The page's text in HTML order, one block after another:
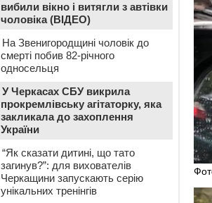
вибили вікно і витягли з автівки
чоловіка (ВІДЕО)
На Звенигородщині чоловік до
смерті побив 82-річного
односельця
У Черкасах СБУ викрила
прокремлівську агітаторку, яка
закликала до захоплення
України
“Як сказати дитині, що тато
загинув?”: для вихователів
Черкащини запускають серію
унікальних тренінгів